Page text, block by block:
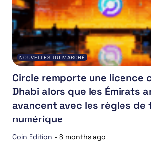
NOUVELLES DU MARCHÉ
Circle remporte une licence
Dhabi alors que les Émirats
avancent avec les règles de
numérique
Coin Edition - 8 months ago